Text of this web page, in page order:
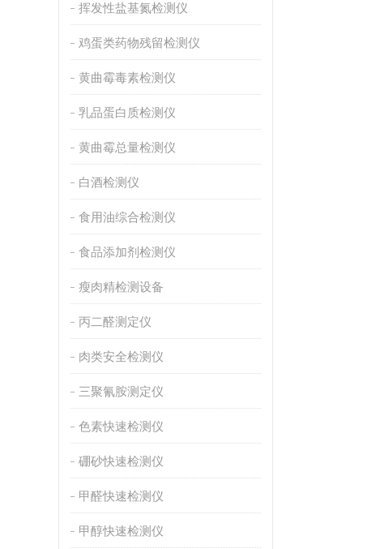
挥发性盐基氮检测仪
鸡蛋类药物残留检测仪
黄曲霉毒素检测仪
乳品蛋白质检测仪
黄曲霉总量检测仪
白酒检测仪
食用油综合检测仪
食品添加剂检测仪
瘦肉精检测设备
丙二醛测定仪
肉类安全检测仪
三聚氰胺测定仪
色素快速检测仪
硼砂快速检测仪
甲醛快速检测仪
甲醇快速检测仪